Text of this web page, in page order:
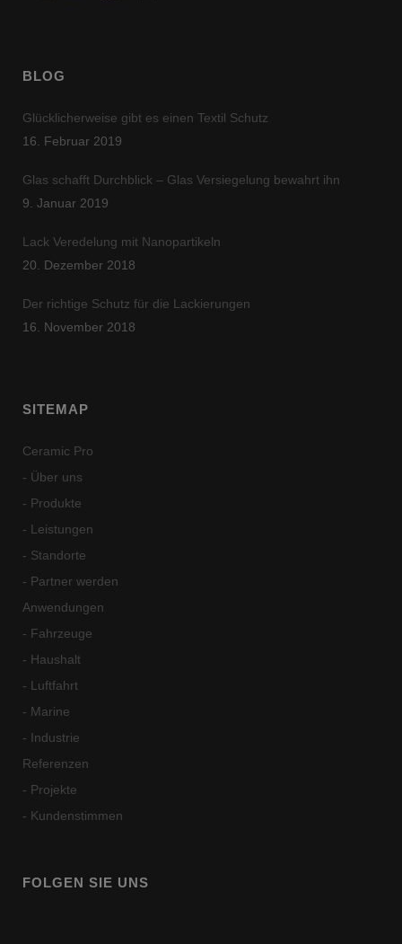
BLOG
Glücklicherweise gibt es einen Textil Schutz
16. Februar 2019
Glas schafft Durchblick – Glas Versiegelung bewahrt ihn
9. Januar 2019
Lack Veredelung mit Nanopartikeln
20. Dezember 2018
Der richtige Schutz für die Lackierungen
16. November 2018
SITEMAP
Ceramic Pro
- Über uns
- Produkte
- Leistungen
- Standorte
- Partner werden
Anwendungen
- Fahrzeuge
- Haushalt
- Luftfahrt
- Marine
- Industrie
Referenzen
- Projekte
- Kundenstimmen
FOLGEN SIE UNS